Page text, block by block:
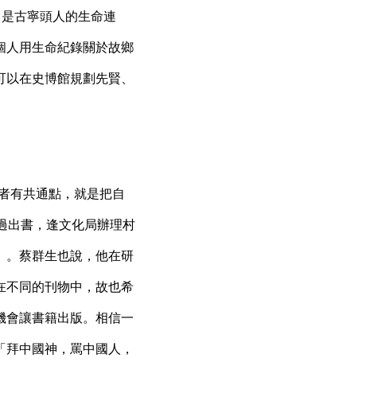
古寧頭人的生命連
人用生命紀錄關於故鄉
在史博館規劃先賢、
有共通點，就是把自
出書，逢文化局辦理村
。蔡群生也說，他在研
不同的刊物中，故也希
會讓書籍出版。相信一
中國神，罵中國人，